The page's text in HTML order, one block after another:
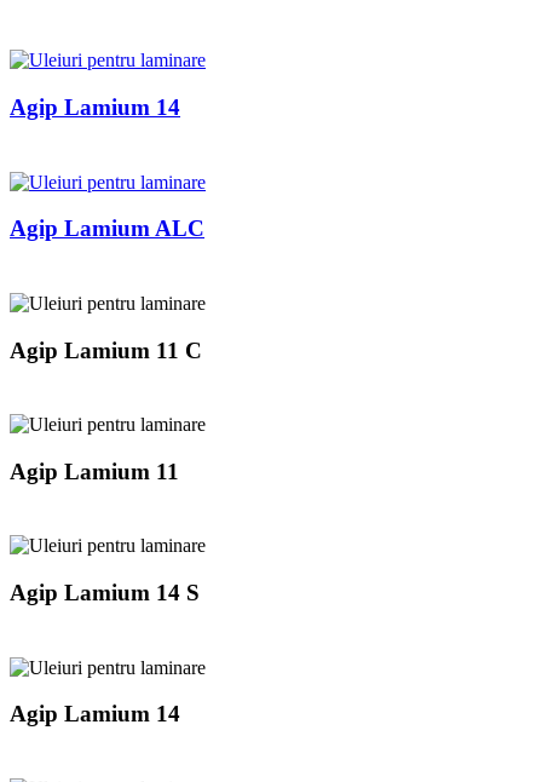
Agip Lamium 14
Agip Lamium ALC
Agip Lamium 11 C
Agip Lamium 11
Agip Lamium 14 S
Agip Lamium 14